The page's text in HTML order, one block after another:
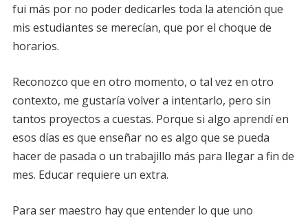
fui más por no poder dedicarles toda la atención que
mis estudiantes se merecían, que por el choque de
horarios.
Reconozco que en otro momento, o tal vez en otro
contexto, me gustaría volver a intentarlo, pero sin
tantos proyectos a cuestas. Porque si algo aprendí en
esos días es que enseñar no es algo que se pueda
hacer de pasada o un trabajillo más para llegar a fin de
mes. Educar requiere un extra.
Para ser maestro hay que entender lo que uno